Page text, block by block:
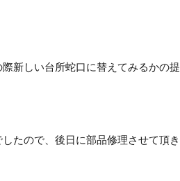
新しい台所蛇口に替えてみるかの提
たので、後日に部品修理させて頂き